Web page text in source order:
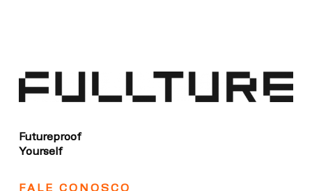
Futureproof
Yourself
FALE CONOSCO